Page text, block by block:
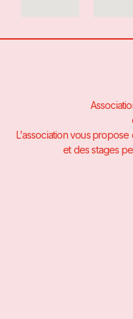
L’association vous
et des stages